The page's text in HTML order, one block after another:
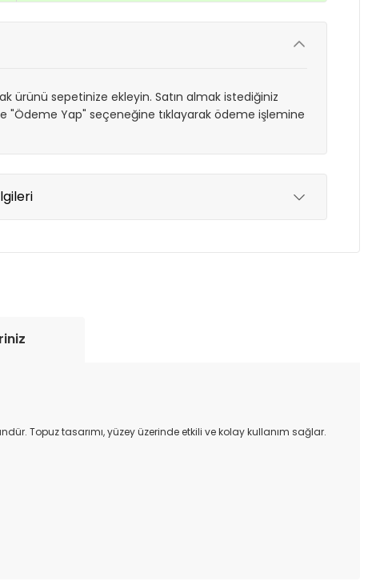
ürünü sepetinize ekleyin. Satın almak istediğiniz
"Ödeme Yap" seçeneğine tıklayarak ödeme işlemine
Topuz tasarımı, yüzey üzerinde etkili ve kolay kullanım sağlar.